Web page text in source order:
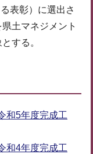
表彰）に選出さ
土マネジメント
する。
和5年度完成工
和4年度完成工